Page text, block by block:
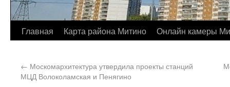
Главная Карта района Митино Онлайн камеры
← Москомархитектура утвердила проекты станций
МЦД Волоколамская и Пенягино